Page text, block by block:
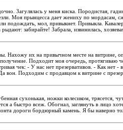
Загулялась у меня киска. Породистая,
Моя прынцесса дает жениху по мордасам,
подождать, мол, привыкнет. Привыкла.
забирайте! Забрала, извинилась,
Нахожу их на привычном месте на витрине,
Подходит моя очередь, протягиваю
чек: - У нас нет презервативов. - Как нет -
вон. Подходим с продавцом к витрине с
сухонькая, ножки колесиком, трясется,
а быстро всеж. Обогнал, заглянуть в лицо
дороги бордюрный камень. Я бы наверно